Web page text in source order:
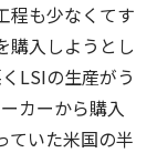
程も少なくてす
購入しようとし
LSIの生産がう
カーから購入
ていた米国の半